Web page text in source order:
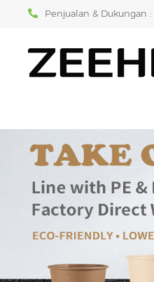
Penjualan & Dukungan :